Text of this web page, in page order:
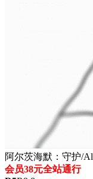
阿尔茨海默：守护/
会员38元全站通行